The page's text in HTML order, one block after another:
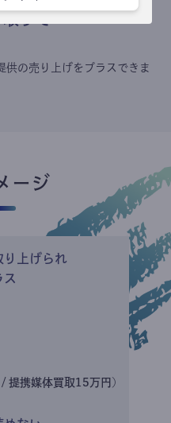
りで
供の売り上げをプラスできま
ージ
り上げられ
ス
提携媒体買取15万円)